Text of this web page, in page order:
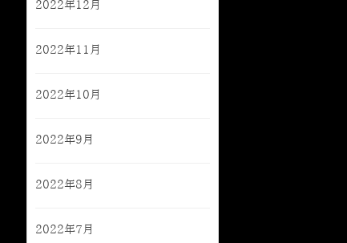
2022年12月
2022年11月
2022年10月
2022年9月
2022年8月
2022年7月